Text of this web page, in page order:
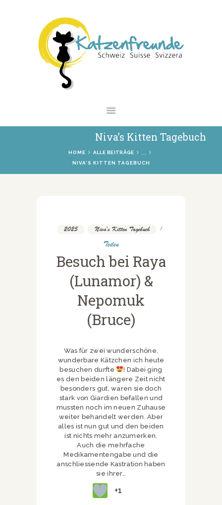
Niva’s Kitten Tagebuch
HOME ALLE BEITRÄGE
NIVA’S KITTEN TAGEBUCH
NEWS
VERMITTLUNG
INTERESSANTES
SHOP
2025 Niva's Kitten Tagebuch
Teilen
Besuch bei Raya
(Lunamor) &
Nepomuk
(Bruce)
Was für zwei wunderschöne,
wunderbare Kätzchen ich heute
besuchen durfte
! Dabei ging
es den beiden längere Zeit nicht
besonders gut, waren sie doch
stark von Giardien befallen und
mussten noch im neuen Zuhause
weiter behandelt werden. Aber
alles ist nun gut und den beiden
ist nichts mehr anzumerken.
Auch die mehrfache
Medikamentengabe und die
anschliessende Kastration haben
sie ihrer…
+1